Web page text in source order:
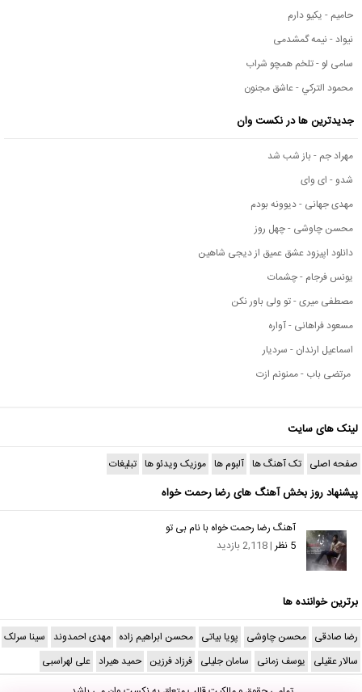
حامیم - یکیو دارم
نیواد - نیمه گمشدمی
سامی لو - تلخم همچو شراب
محمود التركي - عاشق مجنون
جدیدترین ها در نکست وان
مهراد جم - باز شب شد
شدو - ای وای
مهدی جهانی - دیوونه بودم
محسن چاوشی - چهل روز
دانلود اپیزود عشق عمیق از دیجی شاهین
یونس فرجام - چشمات
مصطفی میری - تو ولی باور نکن
مسعود فراهانی - آواره
اسماعیل ارندان - سردیار
مرتضی باب - ممنونم ازت
لینک های سایت
صفحه اصلی تک آهنگ ها آلبوم ها موزیک ویدئو ها تبلیغات
پیشنهاد روز بخش آهنگ های رضا رحمت خواه
آهنگ رضا رحمت خواه با نام بی تو
5 نظر
| 2,118 بازدید
برترین خواننده ها
رضا صادقی محسن چاوشی پویا بیاتی محسن ابراهیم زاده مهدی احمدوند سینا سرلک
سالار عقیلی یوسف زمانی سامان جلیلی فرزاد فرزین حمید هیراد علی لهراسبی